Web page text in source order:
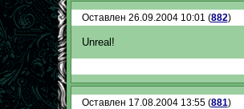
Оставлен 26.09.2004 10:01 (882)
Unreal!
Оставлен 17.08.2004 13:55 (881)